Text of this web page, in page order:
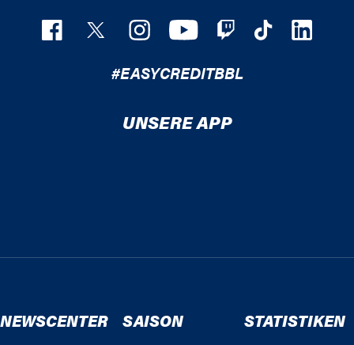
#EASYCREDITBBL
UNSERE APP
NEWSCENTER SAISON STATISTIKEN